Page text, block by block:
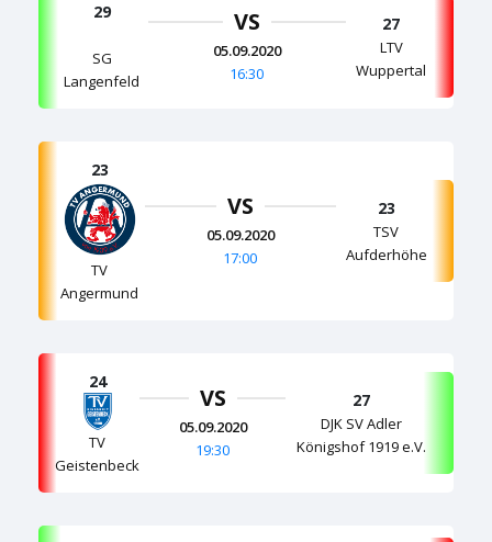
29
SG
Langenfeld
VS
05.09.2020
16:30
27
LTV
Wuppertal
23
TV
Angermund
VS
05.09.2020
17:00
23
TSV
Aufderhöhe
24
TV
Geistenbeck
VS
05.09.2020
19:30
27
DJK SV Adler
Königshof 1919 e.V.